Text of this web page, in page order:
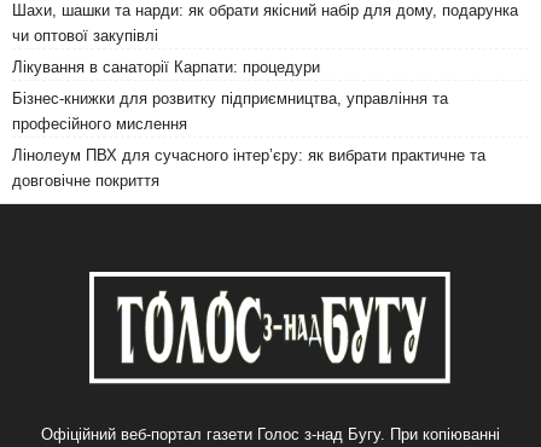
Шахи, шашки та нарди: як обрати якісний набір для дому, подарунка
чи оптової закупівлі
Лікування в санаторії Карпати: процедури
Бізнес-книжки для розвитку підприємництва, управління та
професійного мислення
Лінолеум ПВХ для сучасного інтер’єру: як вибрати практичне та
довговічне покриття
Офіційний веб-портал газети Голос з-над Бугу. При копіюванні